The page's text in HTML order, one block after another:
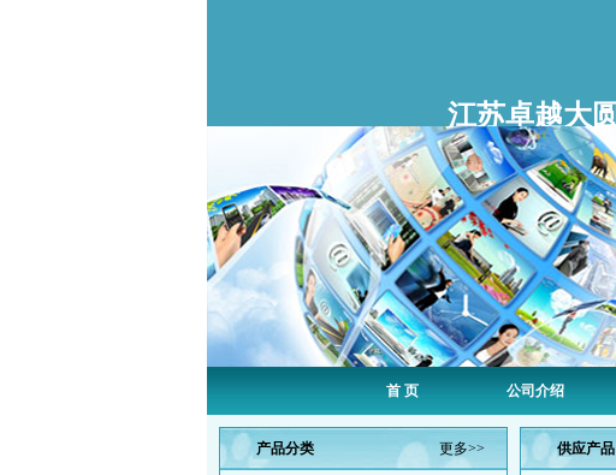
江苏卓越大
首 页 公司介绍
产品分类 更多>> 供应产品